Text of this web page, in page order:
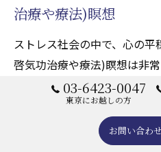
治療や療法)瞑想
ストレス社会の中で、心の
啓気功治療や療法)瞑想は非
気功治療や療法)瞑想は、内
的に感じ取り、心の雑念を一
静かな場所でリラックスし
集中させます。次に、チャク
03-6423-0047
東京にお越しの方
お問い合わ